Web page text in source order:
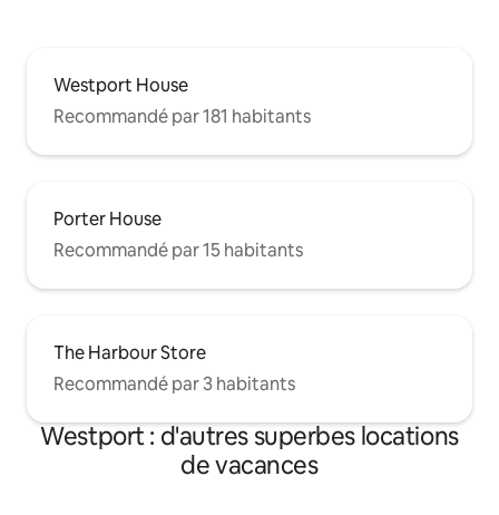
Westport House
Recommandé par 181 habitants
Porter House
Recommandé par 15 habitants
The Harbour Store
Recommandé par 3 habitants
Westport : d'autres superbes locations
de vacances